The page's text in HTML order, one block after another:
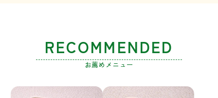
RECOMMENDED
お薦めメニュー